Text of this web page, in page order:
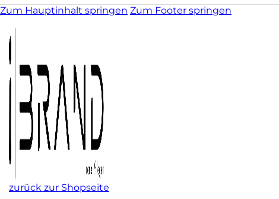
Zum Hauptinhalt springen Zum Footer springen
zurück zur Shopseite